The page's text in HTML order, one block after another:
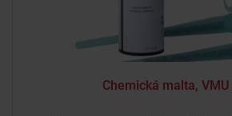
Chemická malta,